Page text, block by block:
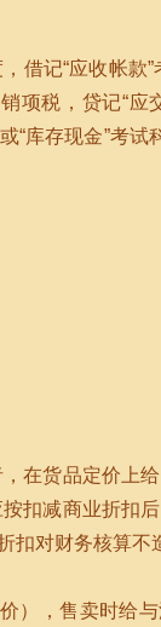
借记“应收帐款”
项税，贷记“
“库存现金”考试
在货品定价上
扣减商业折扣
对财务核算不
），售卖时给